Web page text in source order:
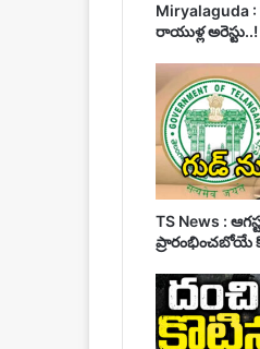
Miryalaguda
రాయుళ్ల అరెస్టు..!
TS News :
ప్రారంభించబోయే